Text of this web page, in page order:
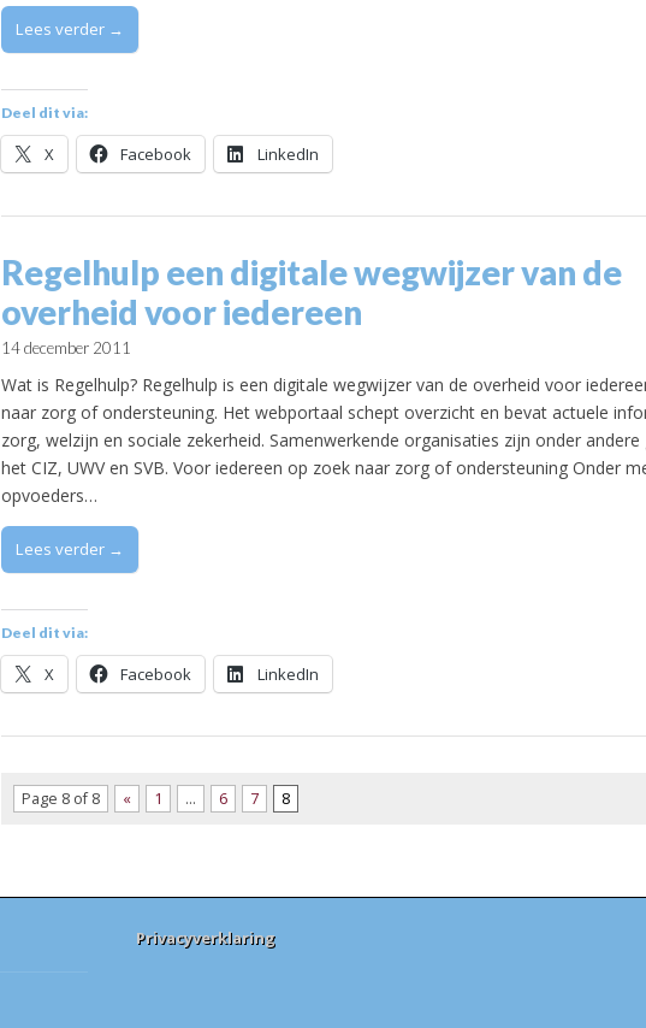
Lees verder →
Deel dit via:
X Facebook LinkedIn
Regelhulp een digitale wegwijzer van de
overheid voor iedereen
14 december 2011
Wat is Regelhulp? Regelhulp is een digitale wegwijzer van de overheid voor
naar zorg of ondersteuning. Het webportaal schept overzicht en bevat actuele
zorg, welzijn en sociale zekerheid. Samenwerkende organisaties zijn onder
het CIZ, UWV en SVB. Voor iedereen op zoek naar zorg of ondersteuning Onder
opvoeders…
Lees verder →
Deel dit via:
X Facebook LinkedIn
Page 8 of 8 « 1 … 6 7 8
Privacyverklaring